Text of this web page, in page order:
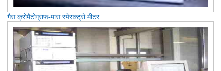
गैस क्रोमैटोग्राफ-मास स्पेसक्ट्रो मीटर